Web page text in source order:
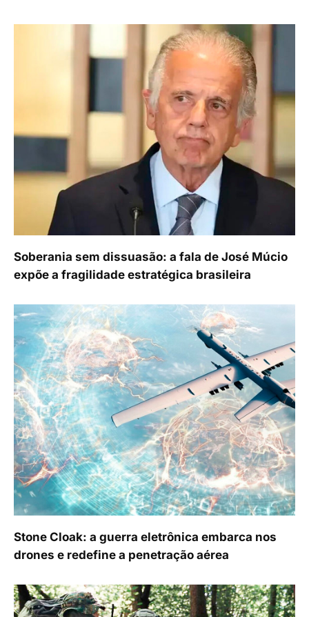
Soberania sem dissuasão: a fala de José Múcio
expõe a fragilidade estratégica brasileira
Stone Cloak: a guerra eletrônica embarca nos
drones e redefine a penetração aérea